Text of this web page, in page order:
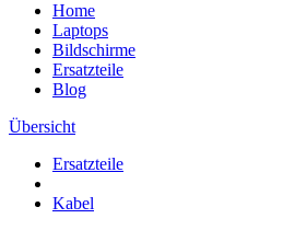
Home
Laptops
Bildschirme
Ersatzteile
Blog
Übersicht
Ersatzteile
Kabel